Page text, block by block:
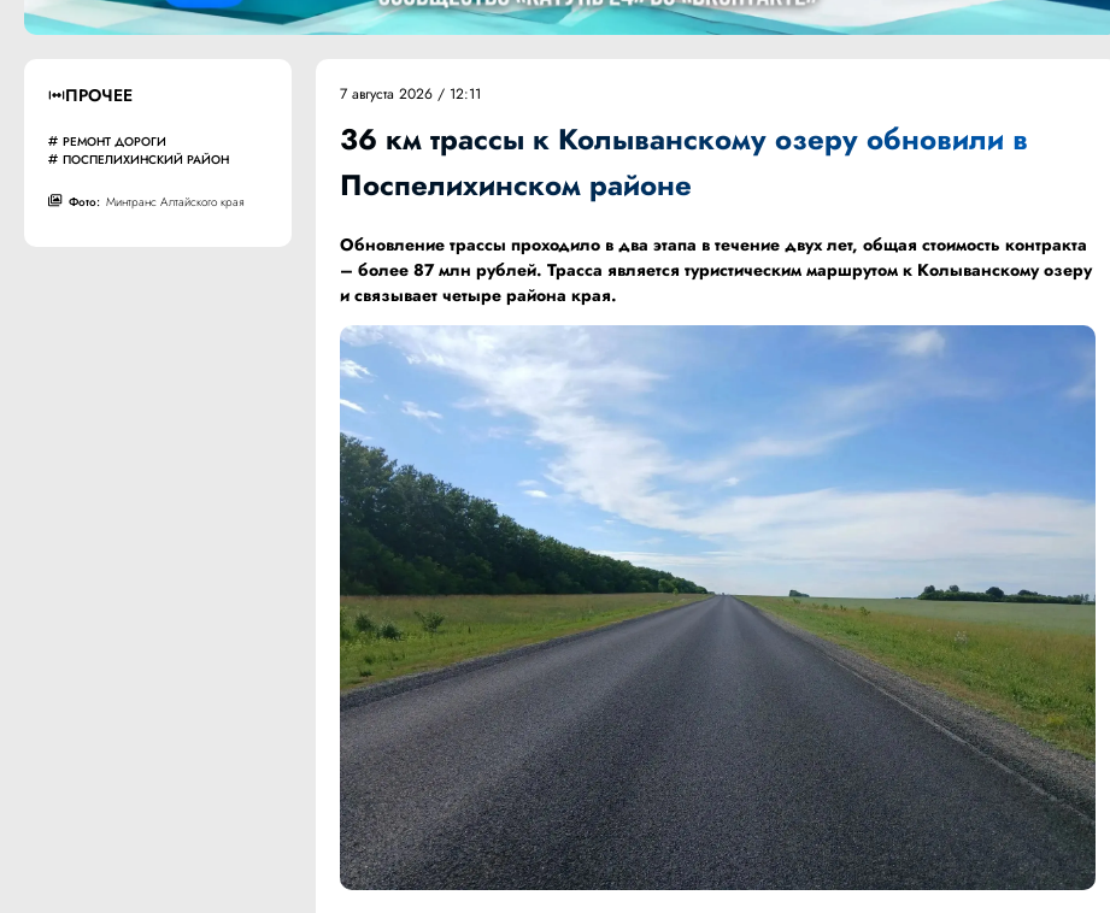
ПРОЧЕЕ
РЕМОНТ ДОРОГИ
ПОСПЕЛИХИНСКИЙ РАЙОН
Фото: Минтранс Алтайского края
7 августа 2026 / 12:11
36 км трассы к Колыванскому озеру обновили в
Поспелихинском районе
Обновление трассы проходило в два этапа в течение двух лет, общая стоимость контракта
– более 87 млн рублей. Трасса является туристическим маршрутом к Колыванскому озеру
и связывает четыре района края.